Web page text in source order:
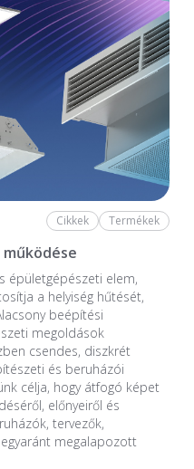
Cikkek Termékek
épületgépészeti elem,
a helyiség hűtését,
beépítési
megoldások
csendes, diszkrét
és beruházói
célja, hogy átfogó képet
előnyeiről és
tervezők,
megalapozott